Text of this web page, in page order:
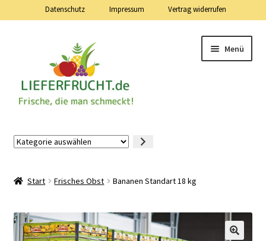
Datenschutz Impressum Vertrag widerrufen
Menü
Kasse
Kategorie
Start Frisches Obst Bananen Standart 18 kg